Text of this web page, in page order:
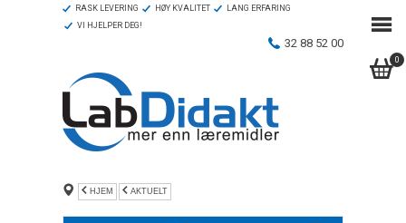
0
RASK LEVERING HØY KVALITET
LANG ERFARING
VI HJELPER DEG!
32 88 52 00
HJEM AKTUELT